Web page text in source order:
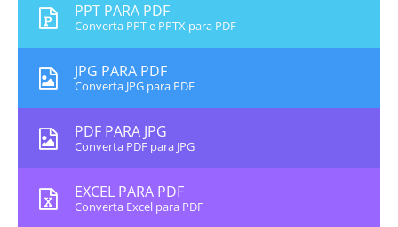
PPT PARA PDF
Converta PPT e PPTX para PDF
JPG PARA PDF
Converta JPG para PDF
PDF PARA JPG
Converta PDF para JPG
EXCEL PARA PDF
Converta Excel para PDF